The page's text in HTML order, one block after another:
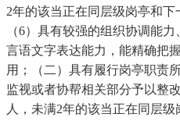
2年的该当正在同层级岗亭和下
（6）具有较强的组织协调能
言语文字表达能力，能精确把
用；（二）具有履行岗亭职责
监视或者协帮相关部分予以整
人，未满2年的该当正在同层